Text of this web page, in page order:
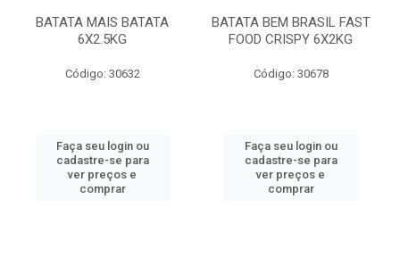
BATATA MAIS BATATA
6X2.5KG
Código: 30632
Faça seu login ou
cadastre-se para
ver preços e
comprar
BATATA BEM BRASIL FAST
FOOD CRISPY 6X2KG
Código: 30678
Faça seu login ou
cadastre-se para
ver preços e
comprar